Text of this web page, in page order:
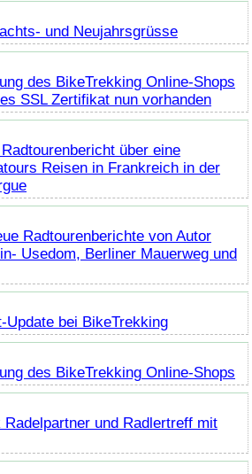
und Neujahrsgrüsse
des BikeTrekking Online-Shops
SSL Zertifikat nun vorhanden
über eine
Reisen in Frankreich in der
Radtourenberichte von Autor
Usedom, Berliner Mauerweg und
Update bei BikeTrekking
des BikeTrekking Online-Shops
Radelpartner und Radlertreff mit